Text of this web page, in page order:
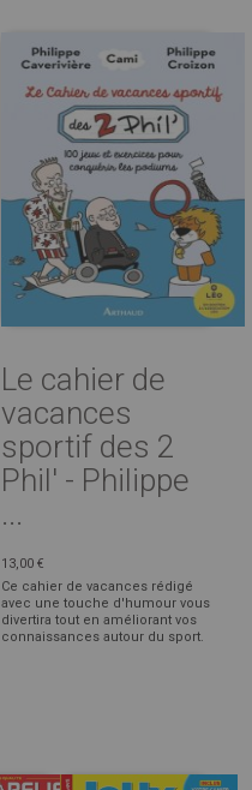
Le cahier de
vacances
sportif des 2
Phil' - Philippe
...
13,00 €
Ce cahier de vacances rédigé
avec une touche d'humour vous
divertira tout en améliorant vos
connaissances autour du sport.